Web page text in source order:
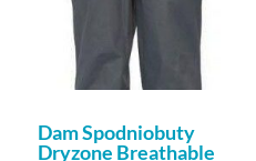
Dam Spodniobuty
Dryzone Breathable